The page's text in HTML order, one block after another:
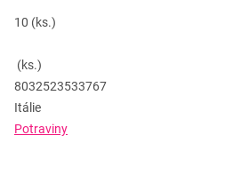
10 (ks.)
(ks.)
8032523533767
Itálie
Potraviny